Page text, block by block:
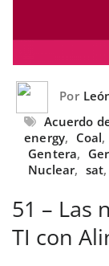
Por
Acuerdo
energy, Coal,
Gentera,
Nuclear, sat,
51 – Las
TI con